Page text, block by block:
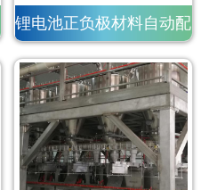
锂电池正负极材料自动配
料系统